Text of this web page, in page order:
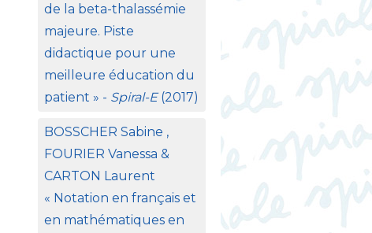
de la beta-thalassémie
majeure. Piste
didactique pour une
meilleure éducation du
patient » - Spiral-E(2017)
BOSSCHER Sabine ,
FOURIER Vanessa &
CARTON Laurent
« Notation en français et
en mathématiques en